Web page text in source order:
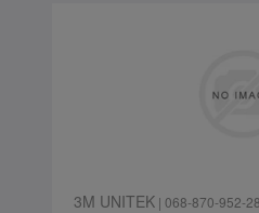
3M UNITEK| 068-870-952-